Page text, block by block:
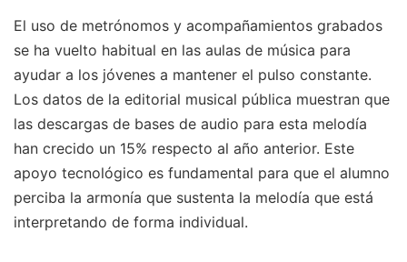
El uso de metrónomos y acompañamientos grabados
se ha vuelto habitual en las aulas de música para
ayudar a los jóvenes a mantener el pulso constante.
Los datos de la editorial musical pública muestran que
las descargas de bases de audio para esta melodía
han crecido un 15% respecto al año anterior. Este
apoyo tecnológico es fundamental para que el alumno
perciba la armonía que sustenta la melodía que está
interpretando de forma individual.